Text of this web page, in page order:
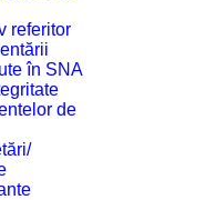
referitor
în SNA
de